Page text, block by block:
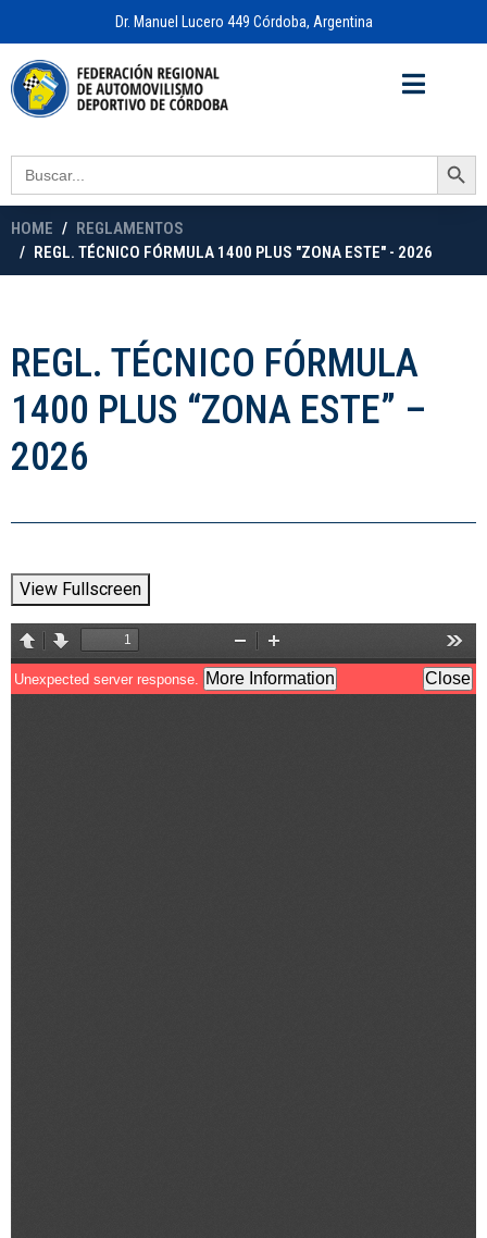
Dr. Manuel Lucero 449 Córdoba, Argentina
Search
for:
Search Button
HOME
REGLAMENTOS
REGL. TÉCNICO FÓRMULA 1400 PLUS "ZONA ESTE" - 2026
REGL. TÉCNICO FÓRMULA
1400 PLUS “ZONA ESTE” –
2026
View Fullscreen